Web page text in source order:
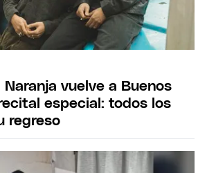
vuelve a Buenos
especial: todos los
regreso